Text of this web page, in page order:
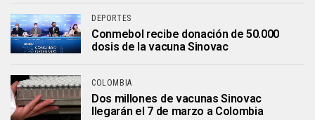
DEPORTES
Conmebol recibe donación de 50.000
dosis de la vacuna Sinovac
COLOMBIA
Dos millones de vacunas Sinovac
llegarán el 7 de marzo a Colombia